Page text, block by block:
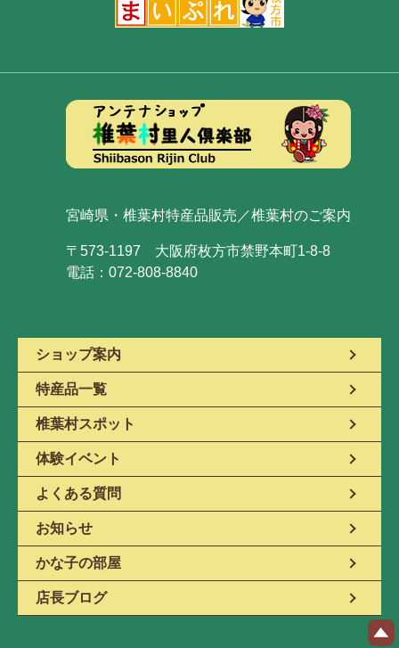
宮崎県・椎葉村特産品販売／椎葉村のご案内
〒573-1197 大阪府枚方市禁野本町1-8-8
電話：072-808-8840
ショップ案内
特産品一覧
椎葉村スポット
体験イベント
よくある質問
お知らせ
かな子の部屋
店長ブログ